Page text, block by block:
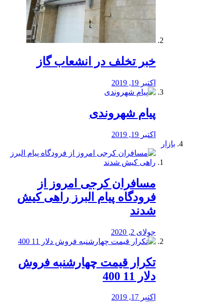
خبر تخلف در انشعاب گاز
اکتبر 19, 2019
پیام شهروندی
اکتبر 19, 2019
بازار
مسافران کرجی امروز از
فرودگاه پیام البرز راهی کیش
شدند
جولای 2, 2020
تکرار قیمت چهارشنبه فروش
دلار 11 400
اکتبر 17, 2019